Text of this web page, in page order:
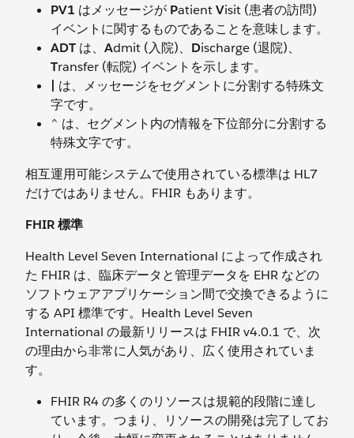
PV1 はメッセージが PatientVisit (患者の訪問)
イベントに関するものであることを意味します。
ADT は、 Admit (入院)、 Discharge (退院)、
Transfer (転院) イベントを示します。
は、メッセージをセグメントに分割する特殊文
字です。
^ は、セグメント内の情報を下位部分に分割する
特殊文字です。
相互運用可能システムで使用されている標準は HL7
だけではありません。FHIR もあります。
FHIR 標準
Health Level Seven International によって作成され
た FHIR は、臨床データと管理データを EHR などの
ソフトウェアアプリケーション間で交換できるように
する API 標準です。Health Level Seven
International の最新リリースは FHIR v4.0.1 で、次
の理由から非常に人気があり、広く使用されていま
す。
FHIR R4 の多くのリソースは規範的段階に達し
ています。つまり、リソースの開発は完了してお